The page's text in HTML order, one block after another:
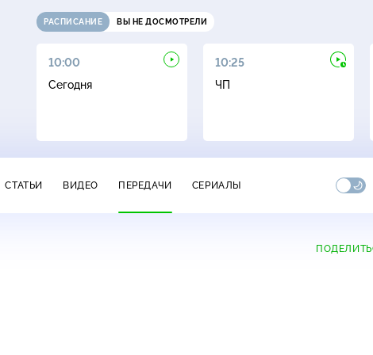
РАСПИСАНИЕ ВЫ НЕ ДОСМОТРЕЛИ
10:00
Сегодня
10:25
ЧП
СТАТЬИ ВИДЕО ПЕРЕДАЧИ СЕРИАЛЫ